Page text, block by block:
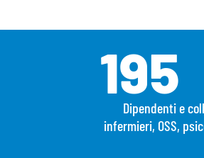
195
Dipendenti e
infermieri, OSS,